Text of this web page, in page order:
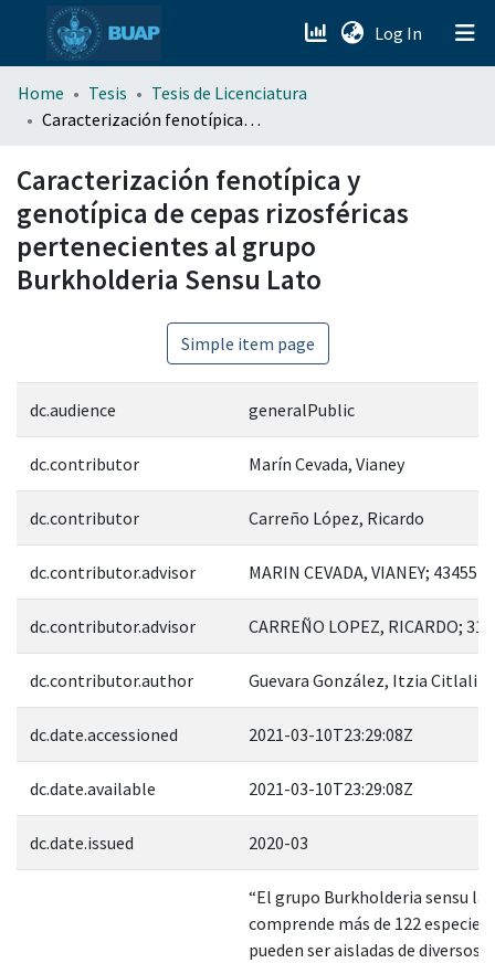
Log In (current)
menu.section.about_menu
Home Tesis
Tesis de Licenciatura
Caracterización fenotípica y genotípica de cepas rizosféricas pertenecientes al grupo Burkholderia Sensu Lato
Caracterización fenotípica y
genotípica de cepas rizosféricas
pertenecientes al grupo
Burkholderia Sensu Lato
Simple item page
dc.audience generalPublic
dc.contributor Marín Cevada, Vianey
dc.contributor Carreño López, Ricardo
dc.contributor.advisor MARIN CEVADA, VIANEY; 43455
dc.contributor.advisor CARREÑO LOPEZ, RICARDO;
dc.contributor.author Guevara González, Itzia Citlali
dc.date.accessioned 2021-03-10T23:29:08Z
dc.date.available 2021-03-10T23:29:08Z
dc.date.issued 2020-03
“El grupo Burkholderia sensu
comprende más de 122
pueden ser aisladas de diversos